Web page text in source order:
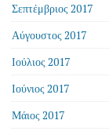
Σεπτέμβριος 2017
Αύγουστος 2017
Ιούλιος 2017
Ιούνιος 2017
Μάιος 2017